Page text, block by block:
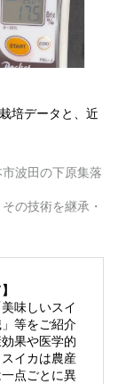
培データと、近
波田の下原集落
の技術を継承・
味しいスイ
等をご紹介
果や医学的
イカは農産
点ごとに異